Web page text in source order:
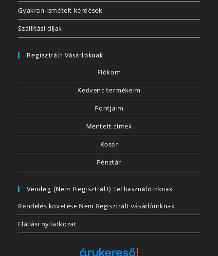
Gyakran ismételt kérdések
Szállítási díjak
Regisztrált Vásárlóknak
Fiókom
Kedvenc termékeim
Pontjaim
Mentett címek
Kosár
Pénztár
Vendég (nem Regisztrált) Felhasználóinknak
Rendelés követése Nem Regisztrált vásárlóinknak
Elállási nyilatkozat